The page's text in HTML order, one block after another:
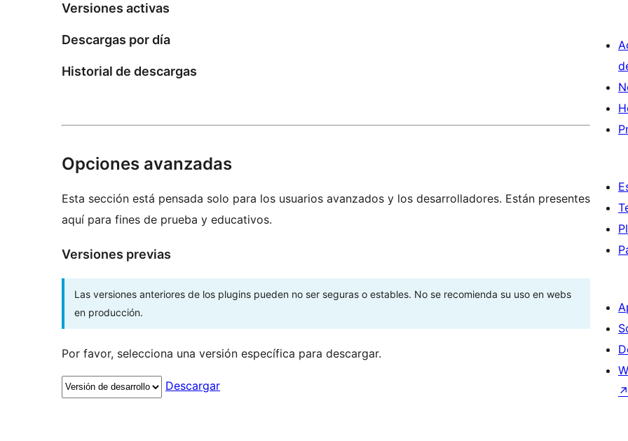
Versiones activas
Descargas por día
Historial de descargas
Opciones avanzadas
Esta sección está pensada solo para los usuarios avanzados y los desarrolladores. Están presentes
aquí para fines de prueba y educativos.
Versiones previas
Las versiones anteriores de los plugins pueden no ser seguras o estables. No se recomienda su uso en webs
en producción.
Por favor, selecciona una versión específica para descargar.
Descargar
↗